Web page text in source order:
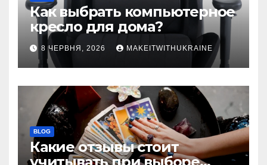
Как выбрать компьютерное
кресло для дома?
8 ЧЕРВНЯ, 2026 MAKEITWITHUKRAINE
BLOG
Какие отзывы стоит
учитывать при выборе